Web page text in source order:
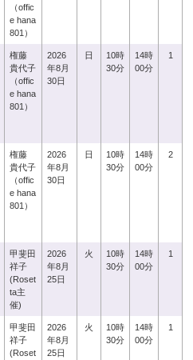
（offic
e hana
801）
権藤
貴代子
（offic
e hana
801）
2026
年8月
30日
日
10時
30分
14時
00分
1
権藤
貴代子
（offic
e hana
801）
2026
年8月
30日
日
10時
30分
14時
00分
2
甲斐田
祥子
(Roset
ta主
催)
2026
年8月
25日
火
10時
30分
14時
00分
1
甲斐田
祥子
(Roset
2026
年8月
25日
火
10時
30分
14時
00分
1